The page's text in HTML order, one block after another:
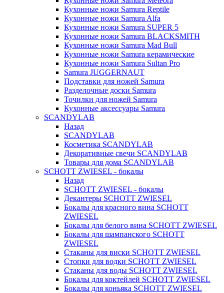
Кухонные ножи Samura Reptile
Кухонные ножи Samura Alfa
Кухонные ножи Samura SUPER 5
Кухонные ножи Samura BLACKSMITH
Кухонные ножи Samura Mad Bull
Кухонные ножи Samura керамические
Кухонные ножи Samura Sultan Pro
Samura JUGGERNAUT
Подставки для ножей Samura
Разделочные доски Samura
Точилки для ножей Samura
Кухонные аксессуары Samura
SCANDYLAB
Назад
SCANDYLAB
Косметика SCANDYLAB
Декоративные свечи SCANDYLAB
Товары для дома SCANDYLAB
SCHOTT ZWIESEL - бокалы
Назад
SCHOTT ZWIESEL - бокалы
Декантеры SCHOTT ZWIESEL
Бокалы для красного вина SCHOTT
ZWIESEL
Бокалы для белого вина SCHOTT ZWIESEL
Бокалы для шампанского SCHOTT
ZWIESEL
Стаканы для виски SCHOTT ZWIESEL
Стопки для водки SCHOTT ZWIESEL
Стаканы для воды SCHOTT ZWIESEL
Бокалы для коктейлей SCHOTT ZWIESEL
Бокалы для коньяка SCHOTT ZWIESEL